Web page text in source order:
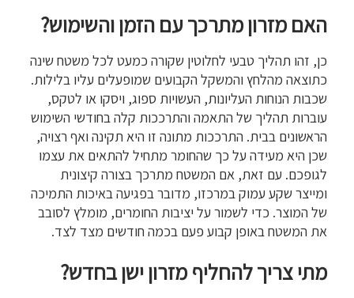
האם מזרון מתרכך עם הזמן והשימוש?
כן, זהו תהליך טבעי לחלוטין שקורה כמעט לכל משטח שינה
כתוצאה מהלחץ והמשקל הקבועים שמופעלים עליו בלילות.
שכבות הנוחות העליונות, העשויות ספוג, ויסקו או לטקס,
עוברות תהליך של התאמה והתרככות קלה בחודשי השימוש
הראשונים בבית. התרככות מתונה זו היא תקינה ואף רצויה,
שכן היא מעידה על כך שהחומר מתחיל להתאים את עצמו
לגופכם. עם זאת, אם המשטח מתרכך בצורה קיצונית
ומייצר שקע עמוק במרכזו, מדובר בפגיעה באיכות התמיכה
של המוצר. כדי לשמור על יציבות החומרים, מומלץ לסובב
את המשטח באופן קבוע פעם בכמה חודשים מצד לצד.
מתי צריך להחליף מזרון ישן בחדש?